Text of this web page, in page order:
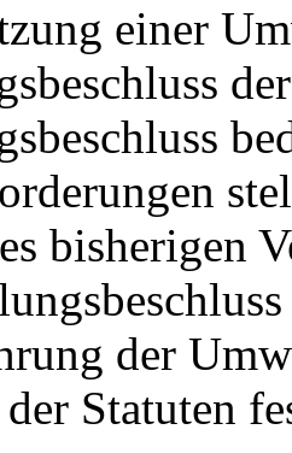
einer
bisherigen
der
Statuten